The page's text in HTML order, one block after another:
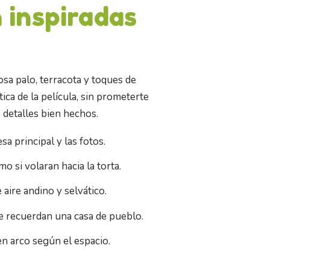
palo, terracota y toques de
de la película, sin prometerte
bien hechos.
principal y las fotos.
si volaran hacia la torta.
andino y selvático.
una casa de pueblo.
arco según el espacio.